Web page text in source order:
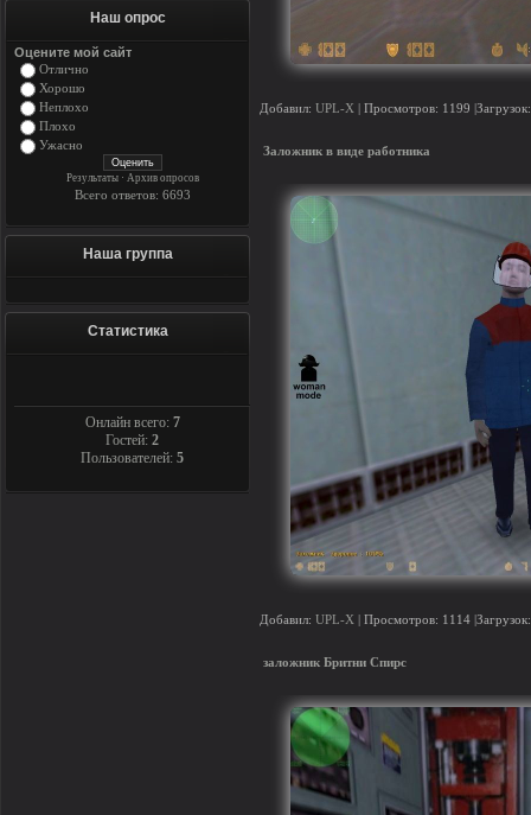
Наш опрос
Оцените мой сайт
Отлично
Хорошо
Неплохо
Плохо
Ужасно
Результаты· Архив опросов
Всего ответов: 6693
Наша группа
Статистика
Онлайн всего: 7
Гостей: 2
Пользователей: 5
Добавил: UPL-X | Просмотров: 1199
Заложник в виде работника
Добавил: UPL-X | Просмотров: 1114
заложник Бритни Спирс